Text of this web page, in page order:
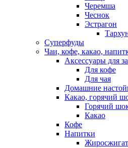
Черемша
Чеснок
Эстрагон
Суперфуды
Чаи, кофе, какао,
Аксессуары для
Для кофе
Для чая
Домашние
Какао, горячий
Горячий
Какао
Кофе
Напитки